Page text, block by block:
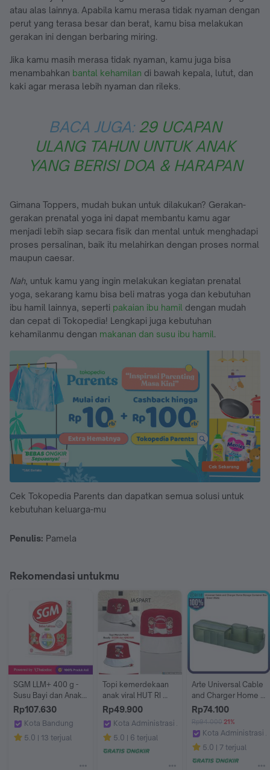
atau alas lainnya. Apabila kamu merasa tidak nyaman dengan
perut yang terasa besar dan berat, kamu bisa melakukan
gerakan ini dengan berbaring miring.
Jika kamu masih merasa tidak nyaman, kamu juga bisa
menambahkan bantal kehamilan di bawah kepala, lutut, dan
kaki agar merasa lebih nyaman dan rileks.
BACA JUGA: 29 UCAPAN
ULANG TAHUN UNTUK ANAK
YANG BERISI DOA & HARAPAN
Gimana Toppers, mudah bukan untuk dilakukan? Gerakan-
gerakan prenatal yoga ini dapat membantu kamu agar
menjadi lebih siap secara fisik dan mental untuk menghadapi
proses persalinan, baik itu melahirkan dengan proses normal
maupun caesar.
Nah, untuk kamu yang ingin melakukan kegiatan prenatal
yoga, sekarang kamu bisa beli matras yoga dan kebutuhan
ibu hamil lainnya, seperti pakaian ibu hamil dengan mudah
dan cepat di Tokopedia! Lengkapi juga kebutuhan
kehamilanmu dengan makanan dan susu ibu hamil.
Cek Tokopedia Parents dan dapatkan semua solusi untuk
kebutuhan keluarga-mu
Penulis: Pamela
Rekomendasi untukmu
SGM LLM+ 400 g -
Susu Bayi dan Anak -
Halodoc
Rp107.630
Kota Bandung
Apotek Baladewa Farma 3 Bandung
5.0 13 terjual
Topi kemerdekaan
anak viral HUT RI
1945 ke 78 2023
NKRI Harga Mati
Merdeka Kaos
Couple 17 Agustus
Rp49.900
Kota Administrasi Jakarta Barat
Jaspart
5.0 6 terjual
Arte Universal Cable
and Charger Home
Storage Container
Box Green Matte
Storage Tempat
Simpan Charger
Desk Organizer
Perapih Cable
Rp74.100
Rp94.000 21%
Kota Administrasi
Official Ringke
5.0 7 terjual